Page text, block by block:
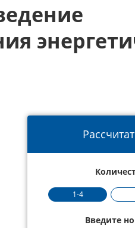
1-4
Введите